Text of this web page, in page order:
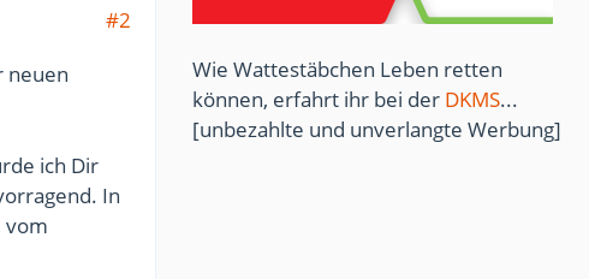
#2
neuen
ich Dir
In
vom
Wie Wattestäbchen Leben retten
können, erfahrt ihr bei der DKMS...
[unbezahlte und unverlangte Werbung]